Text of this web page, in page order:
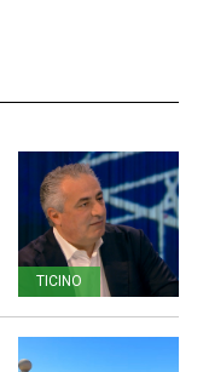
TICINO